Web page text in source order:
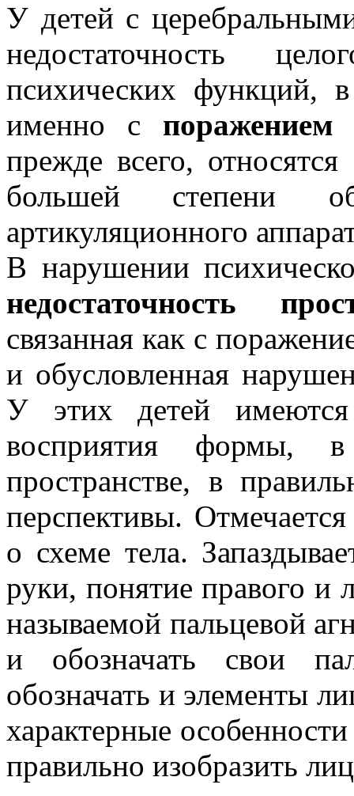
У детей с
недостаточность
психических функций, в
именно с поражением
прежде всего, относятся
большей степени
артикуляционного
В нарушении
недостаточность
связанная как с
и обусловленная
У этих детей
восприятия формы, в
пространстве, в
перспективы.
о схеме тела.
руки, понятие правого и
называемой пальцевой
и обозначать свои
обозначать и элементы
характерные
правильно изобразить